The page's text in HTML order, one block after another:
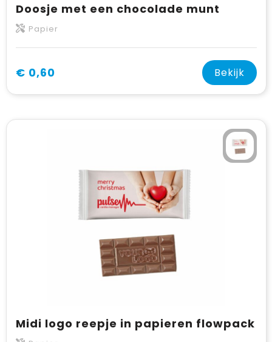
Doosje met een chocolade munt
Papier
€ 0,60 Bekijk
Midi logo reepje in papieren flowpack